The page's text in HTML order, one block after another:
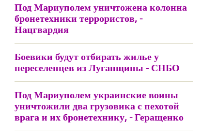
Под Мариуполем уничтожена колонна
бронетехники террористов, -
Нацгвардия
Боевики будут отбирать жилье у
переселенцев из Луганщины - СНБО
Под Мариуполем украинские воины
уничтожили два грузовика с пехотой
врага и их бронетехнику, - Геращенко